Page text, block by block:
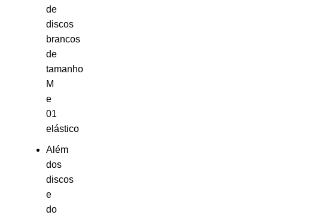
de
discos
brancos
de
tamanho
M
e
01
elástico
Além
dos
discos
e
do